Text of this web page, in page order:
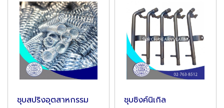
ชุบสปริงอุตสาหกรรม ชุบซิงค์นิเกิล